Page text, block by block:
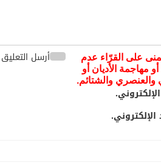
على القرّاء عدم
مهاجمة الأديان أو
والعنصري والشتائم.
أرسل التعليق